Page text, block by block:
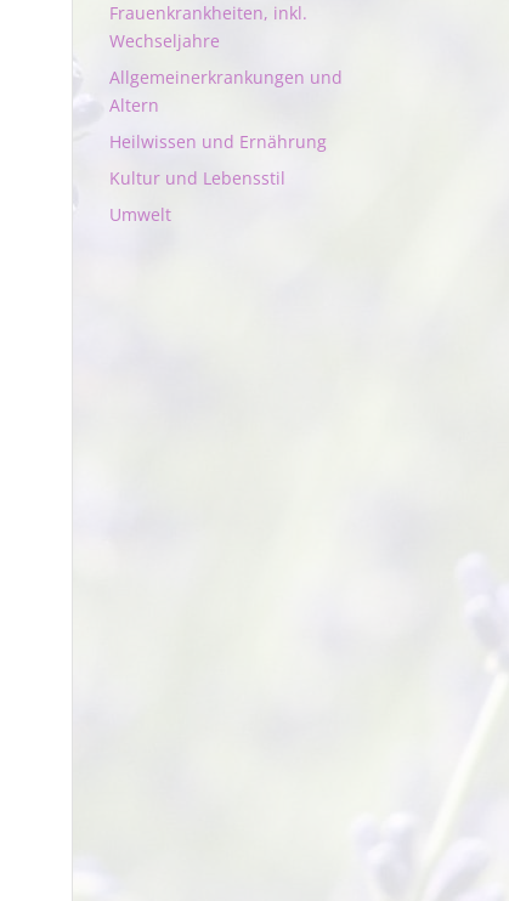
Frauenkrankheiten, inkl.
Wechseljahre
Allgemeinerkrankungen und
Altern
Heilwissen und Ernährung
Kultur und Lebensstil
Umwelt